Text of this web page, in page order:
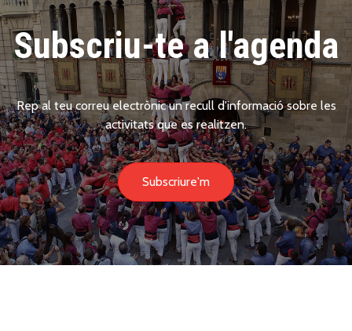
Subscriu-te a l'agenda
Rep al teu correu electrònic un recull d'informació sobre les
activitats que es realitzen.
Subscriure'm